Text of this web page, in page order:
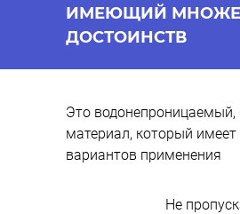
ИМЕЮЩИЙ
ДОСТОИНСТВ
Это водонепроницаемый,
материал, который
вариантов применения
Не